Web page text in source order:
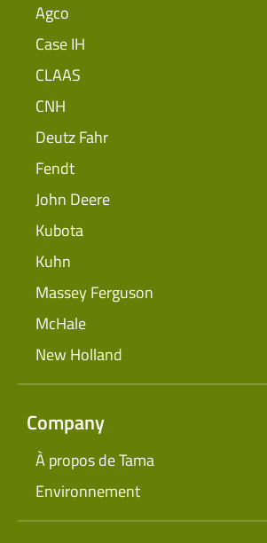
Agco
Case IH
CLAAS
CNH
Deutz Fahr
Fendt
John Deere
Kubota
Kuhn
Massey Ferguson
McHale
New Holland
Company
À propos de Tama
Environnement